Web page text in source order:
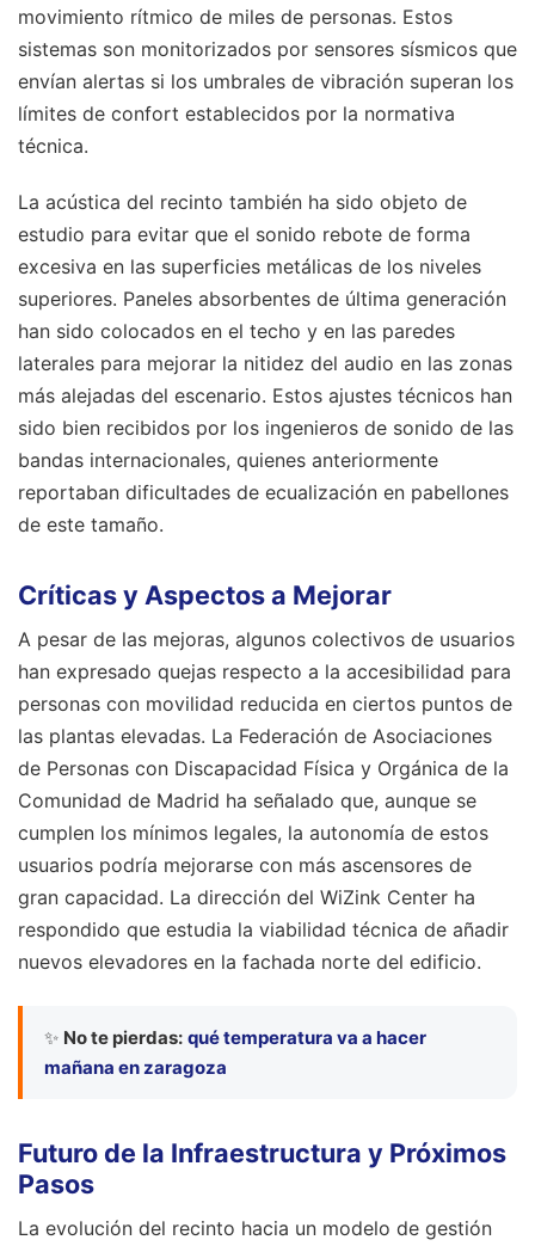
movimiento rítmico de miles de personas. Estos
sistemas son monitorizados por sensores sísmicos que
envían alertas si los umbrales de vibración superan los
límites de confort establecidos por la normativa
técnica.
La acústica del recinto también ha sido objeto de
estudio para evitar que el sonido rebote de forma
excesiva en las superficies metálicas de los niveles
superiores. Paneles absorbentes de última generación
han sido colocados en el techo y en las paredes
laterales para mejorar la nitidez del audio en las zonas
más alejadas del escenario. Estos ajustes técnicos han
sido bien recibidos por los ingenieros de sonido de las
bandas internacionales, quienes anteriormente
reportaban dificultades de ecualización en pabellones
de este tamaño.
Críticas y Aspectos a Mejorar
A pesar de las mejoras, algunos colectivos de usuarios
han expresado quejas respecto a la accesibilidad para
personas con movilidad reducida en ciertos puntos de
las plantas elevadas. La Federación de Asociaciones
de Personas con Discapacidad Física y Orgánica de la
Comunidad de Madrid ha señalado que, aunque se
cumplen los mínimos legales, la autonomía de estos
usuarios podría mejorarse con más ascensores de
gran capacidad. La dirección del WiZink Center ha
respondido que estudia la viabilidad técnica de añadir
nuevos elevadores en la fachada norte del edificio.
✨ No te pierdas: qué temperatura va a hacer
mañana en zaragoza
Futuro de la Infraestructura y Próximos
Pasos
La evolución del recinto hacia un modelo de gestión